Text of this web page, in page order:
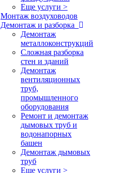
Еще услуги >
Монтаж воздуховодов
Демонтаж и разборка
Демонтаж
металлоконструкций
Сложная разборка
стен и зданий
Демонтаж
вентиляционных
труб,
промышленного
оборудования
Ремонт и демонтаж
дымовых труб и
водонапорных
башен
Демонтаж дымовых
труб
Еще услуги >